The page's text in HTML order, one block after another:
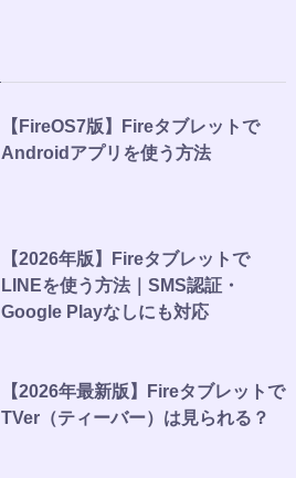
【FireOS7版】Fireタブレットで
Androidアプリを使う方法
【2026年版】Fireタブレットで
LINEを使う方法｜SMS認証・
Google Playなしにも対応
【2026年最新版】Fireタブレットで
TVer（ティーバー）は見られる？